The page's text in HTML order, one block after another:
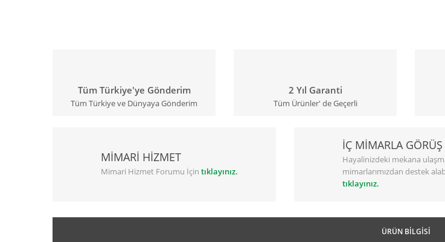
Tüm Türkiye'ye Gönderim
Tüm Türkiye ve Dünyaya Gönderim
2 Yıl Garanti
Tüm Ürünler' de Geçerli
MİMARİ HİZMET
Mimari Hizmet Forumu İçin tıklayınız.
İÇ MİMARLA GÖRÜŞ
Hayalinizdeki mekana
mimarlarımızdan destek
tıklayınız.
ÜRÜN BILGISI